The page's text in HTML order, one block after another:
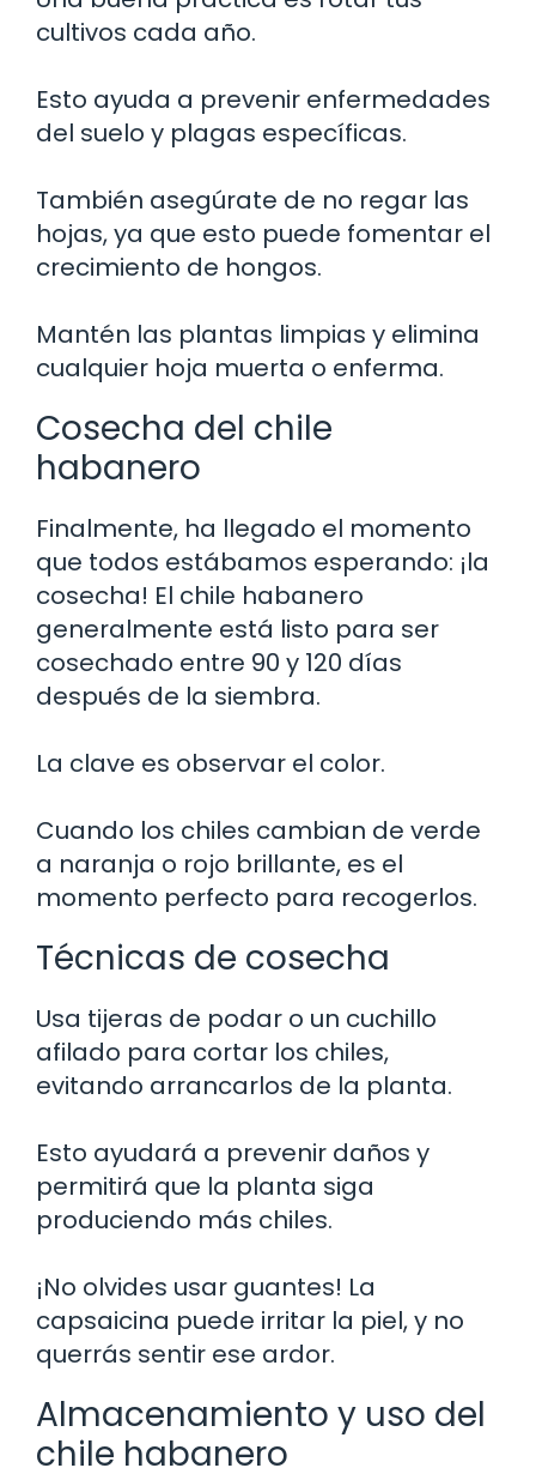
cultivos cada año.
Esto ayuda a prevenir enfermedades
del suelo y plagas específicas.
También asegúrate de no regar las
hojas, ya que esto puede fomentar el
crecimiento de hongos.
Mantén las plantas limpias y elimina
cualquier hoja muerta o enferma.
Cosecha del chile
habanero
Finalmente, ha llegado el momento
que todos estábamos esperando: ¡la
cosecha! El chile habanero
generalmente está listo para ser
cosechado entre 90 y 120 días
después de la siembra.
La clave es observar el color.
Cuando los chiles cambian de verde
a naranja o rojo brillante, es el
momento perfecto para recogerlos.
Técnicas de cosecha
Usa tijeras de podar o un cuchillo
afilado para cortar los chiles,
evitando arrancarlos de la planta.
Esto ayudará a prevenir daños y
permitirá que la planta siga
produciendo más chiles.
¡No olvides usar guantes! La
capsaicina puede irritar la piel, y no
querrás sentir ese ardor.
Almacenamiento y uso del
chile habanero